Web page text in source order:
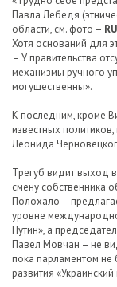
Павла Лебедя
области, см. фото –
Хотя оснований для
– У правительства
механизмы ручного
могущественны».
К последним, кроме
известных
Леонида
Трегуб видит выход
смену собственника
Полохало –
уровне
Путин», а
Павел Мовчан – не
пока парламентом не
развития